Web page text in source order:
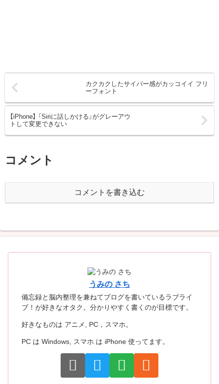
カクカクしたサイバー感がカッコイイ フリ
ーフォント
【iPhone】 「Siriに話しかける」がグレーアウ
トして変更できない
コメント
コメントを書き込む
うみの さち
備忘録と脳内整理を兼ねてブログを書いているラブライ
ブ！が好きなオタク。分かりやすく書くのが目標です。
好きなものは アニメ, PC，スマホ。
PC は Windows, スマホ は iPhone 使ってます。